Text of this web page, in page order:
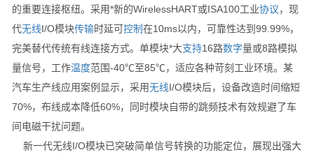
的重要连接枢纽。采用*新的WirelessHART或ISA100工业协议，现
代无线I/O模块传输时延可控制在10ms以内，可靠性达到99.99%，
完美替代传统有线连接方式。单模块*大支持16路数字量或8路模拟
量信号，工作温度范围-40℃至85℃，适应各种苛刻工业环境。某
汽车生产线应用案例显示，采用无线I/O模块后，设备改造时间缩短
70%，布线成本降低60%，同时模块自带的跳频技术有效规避了车
间电磁干扰问题。
新一代无线I/O模块已突破简单信号转换的功能定位，展现出强大